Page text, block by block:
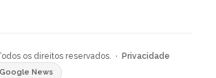
os direitos reservados. · Privacidade
News